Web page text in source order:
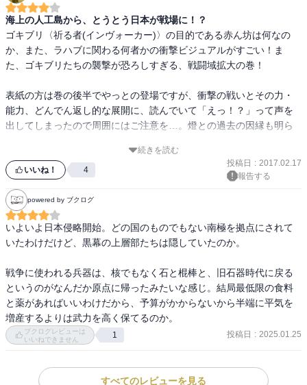
海上の人工島から、とうとう日本が戦場に！？
ゴキブリ〈祈る者(インヴォーカー)〉の目的である赤ん坊は何なの
か、また、ラハブに関わる何者かの衝撃ビジュアルがすごい！ま
た、ゴキブリたちの襲撃が恐ろしすぎる、戦闘域拡大の巻！
表紙の方は巻の後半でやっとの登場ですが、衝撃の戦いとその力・
能力、どんでん返し的な展開に、読んでいて「えっ！？」って声を
出してしまったので周囲にはご注意を…。燈との過去の因縁も明ら
何より、火星で亡くなったと思っていたあの人が、思わぬ形で再登
米・中の会談に日本の行く末への影響にはらはらしたり、地球規模
でのゴキブリとの戦いに発展したり、とうとうゴキブリたちが一般
人たちの前に現れる！？
巻の最後の数ページで、新たな濃いキャラが出すぎて、この先こん
なに風呂敷広げて大丈夫なの？！と思いつつ、気になるので早く続
きを読みたい！
その前に、読み返しをして、ある程度皆の能力を確認せねば。
続きを読む
いいね！ 4
投稿日 : 2017.02.17
報告する
powered by ブクログ
いよいよ日本侵略開始。どの国のものでもない南極を拠点にされて
いたわけだけど、黒幕の上層部たちは隠していたのか。
戦争に使われる兵器は、核でもなく石と棍棒と、旧石器時代に戻る
というのがなんだか原点に帰ったみたいな感じ。結局最低限の食料
と薬があればいいわけだから、予算がかからないから半端に平気を
増産するよりは武力を高く保てるのか。
ブクログレビューは
いいねできません
1 投稿日 : 2025.01.25
すべてのレビューを見る